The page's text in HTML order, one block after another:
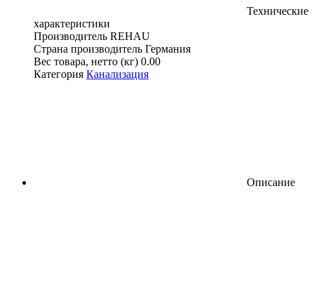
Технические
характеристики
Производитель REHAU
Страна производитель Германия
Вес товара, нетто (кг) 0.00
Категория Канализация
Описание